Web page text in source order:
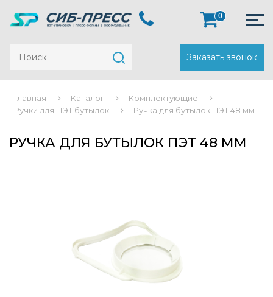
0
Заказать звонок
Главная Каталог
Комплектующие
Ручки для ПЭТ бутылок
Ручка для бутылок ПЭТ 48 мм
РУЧКА ДЛЯ БУТЫЛОК ПЭТ 48 ММ